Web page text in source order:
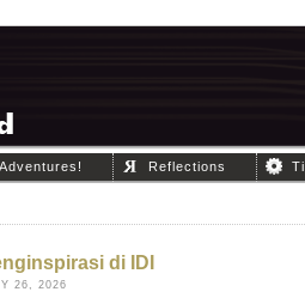
Adventures! Reflections
di IDI
26, 2026